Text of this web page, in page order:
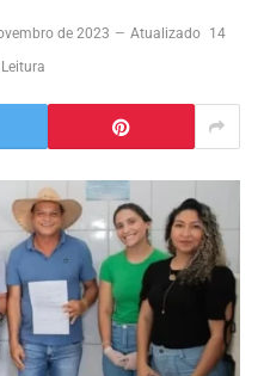
de 2023 Atualizado 14